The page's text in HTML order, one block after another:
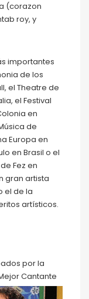
(corazon
roy, y
importantes
de los
el Theatre de
el Festival
en
de
Europa en
en Brasil o el
Fez en
gran artista
el de la
artísticos.
por la
Cantante